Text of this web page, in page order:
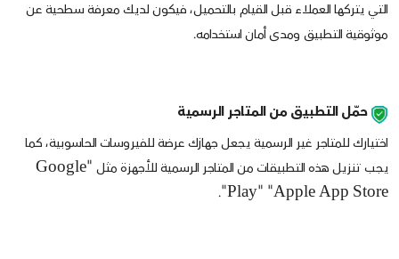
التي يتركها العملاء قبل القيام بالتحميل، فيكون لديك معرفة سطحية عن
موثوقية التطبيق ومدى أمان استخدامه.
حمّل التطبيق من المتاجر الرسمية
اختيارك للمتاجر غير الرسمية يجعل جهازك عرضة للفيروسات الحاسوبية، كما
يجب تنزيل هذه التطبيقات من المتاجر الرسمية للأجهزة مثل "Google
Play" "Apple App Store".